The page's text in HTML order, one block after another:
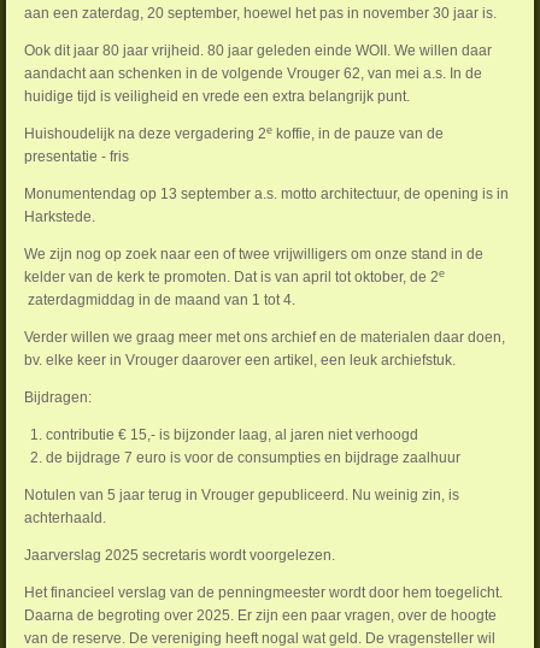
aan een zaterdag, 20 september, hoewel het pas in november 30 jaar is.
Ook dit jaar 80 jaar vrijheid. 80 jaar geleden einde WOII. We willen daar
aandacht aan schenken in de volgende Vrouger 62, van mei a.s. In de
huidige tijd is veiligheid en vrede een extra belangrijk punt.
Huishoudelijk na deze vergadering 2e koffie, in de pauze van de
presentatie - fris
Monumentendag op 13 september a.s. motto architectuur, de opening is in
Harkstede.
We zijn nog op zoek naar een of twee vrijwilligers om onze stand in de
kelder van de kerk te promoten. Dat is van april tot oktober, de 2e
zaterdagmiddag in de maand van 1 tot 4.
Verder willen we graag meer met ons archief en de materialen daar doen,
bv. elke keer in Vrouger daarover een artikel, een leuk archiefstuk.
Bijdragen:
contributie € 15,- is bijzonder laag, al jaren niet verhoogd
de bijdrage 7 euro is voor de consumpties en bijdrage zaalhuur
Notulen van 5 jaar terug in Vrouger gepubliceerd. Nu weinig zin, is
achterhaald.
Jaarverslag 2025 secretaris wordt voorgelezen.
Het financieel verslag van de penningmeester wordt door hem toegelicht.
Daarna de begroting over 2025. Er zijn een paar vragen, over de hoogte
van de reserve. De vereniging heeft nogal wat geld. De vragensteller wil